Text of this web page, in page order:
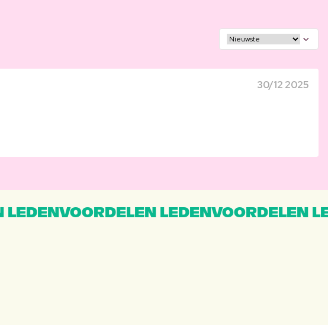
30/12 2025